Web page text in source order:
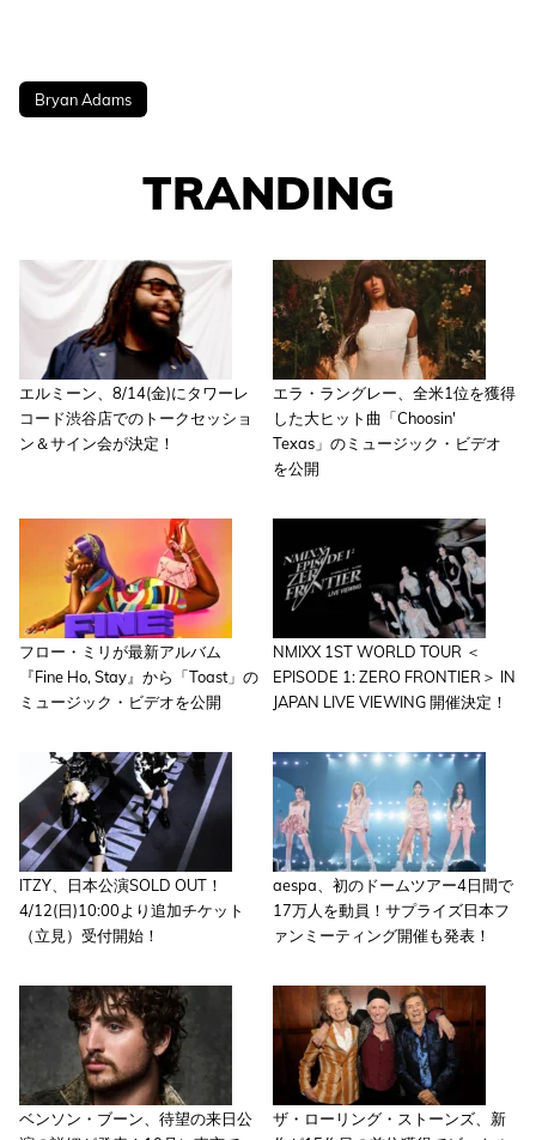
Bryan Adams
TRANDING
エルミーン、8/14(金)にタワーレ
コード渋谷店でのトークセッショ
ン＆サイン会が決定！
エラ・ラングレー、全米1位を獲得
した大ヒット曲「Choosin'
Texas」のミュージック・ビデオ
を公開
フロー・ミリが最新アルバム
『Fine Ho, Stay』から「Toast」の
ミュージック・ビデオを公開
NMIXX 1ST WORLD TOUR ＜
EPISODE 1: ZERO FRONTIER＞ IN
JAPAN LIVE VIEWING 開催決定！
ITZY、日本公演SOLD OUT！
4/12(日)10:00より追加チケット
（立見）受付開始！
aespa、初のドームツアー4日間で
17万人を動員！サプライズ日本フ
ァンミーティング開催も発表！
ベンソン・ブーン、待望の来日公
ザ・ローリング・ストーンズ、新